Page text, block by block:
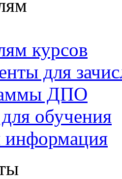
курсов
для
ДПО
обучения